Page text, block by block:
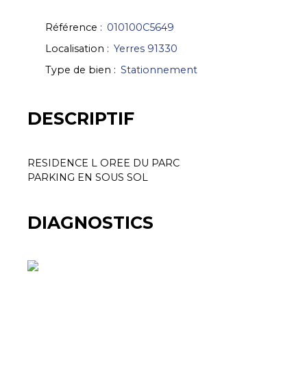
Référence : 010100C5649
Localisation : Yerres 91330
Type de bien : Stationnement
DESCRIPTIF
RESIDENCE L OREE DU PARC
PARKING EN SOUS SOL
DIAGNOSTICS